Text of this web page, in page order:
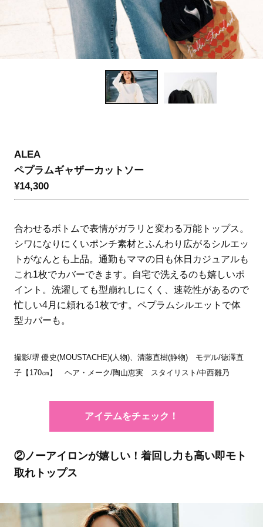
ALEA
ペプラムギャザーカットソー
¥14,300
合わせるボトムで表情がガラリと変わる万能トップス。
シワになりにくいポンチ素材とふんわり広がるシルエッ
トがなんとも上品。通勤もママの日も休日カジュアルも
これ1枚でカバーできます。自宅で洗えるのも嬉しいポ
イント。洗濯しても型崩れしにくく、速乾性があるので
忙しい4月に頼れる1枚です。ペプラムシルエットで体
型カバーも。
撮影/堺 優史(MOUSTACHE)(人物)、清藤直樹(静物) モデル/徳澤直
子【170㎝】 ヘア・メーク/陶山恵実 スタイリスト/中西雛乃
アイテムをチェック！
②ノーアイロンが嬉しい！着回し力も高い即モト
取れトップス